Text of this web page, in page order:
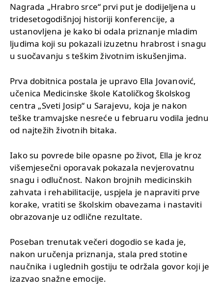
Nagrada „Hrabro srce“ prvi put je dodijeljena u
tridesetogodišnjoj historiji konferencije, a
ustanovljena je kako bi odala priznanje mladim
ljudima koji su pokazali izuzetnu hrabrost i snagu
u suočavanju s teškim životnim iskušenjima.
Prva dobitnica postala je upravo Ella Jovanović,
učenica Medicinske škole Katoličkog školskog
centra „Sveti Josip“ u Sarajevu, koja je nakon
teške tramvajske nesreće u februaru vodila jednu
od najtežih životnih bitaka.
Iako su povrede bile opasne po život, Ella je kroz
višemjesečni oporavak pokazala nevjerovatnu
snagu i odlučnost. Nakon brojnih medicinskih
zahvata i rehabilitacije, uspjela je napraviti prve
korake, vratiti se školskim obavezama i nastaviti
obrazovanje uz odlične rezultate.
Poseban trenutak večeri dogodio se kada je,
nakon uručenja priznanja, stala pred stotine
naučnika i uglednih gostiju te održala govor koji je
izazvao snažne emocije.